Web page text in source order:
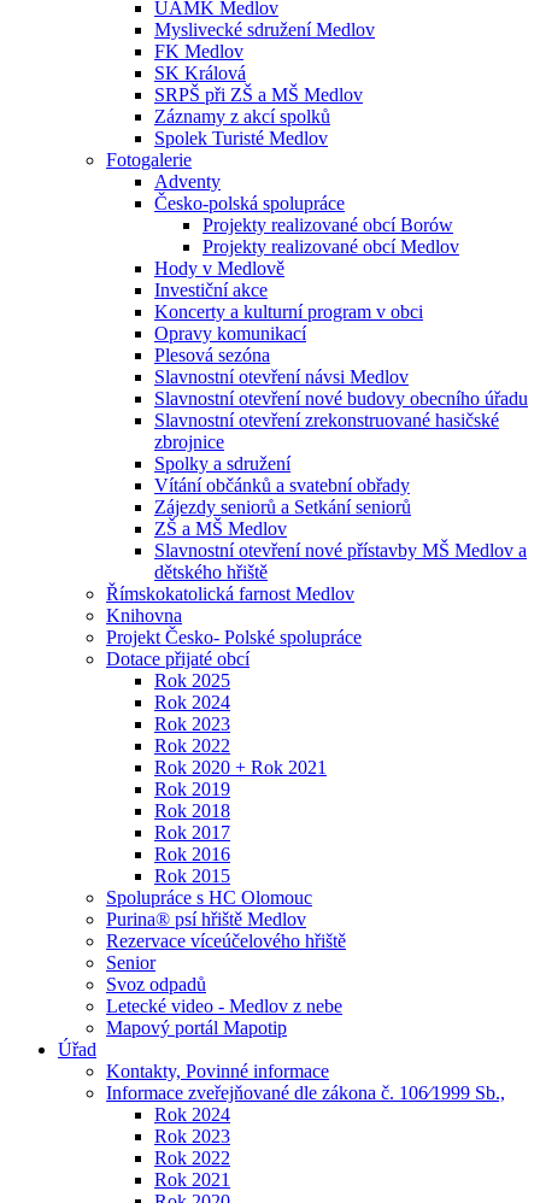
ÚAMK Medlov
Myslivecké sdružení Medlov
FK Medlov
SK Králová
SRPŠ při ZŠ a MŠ Medlov
Záznamy z akcí spolků
Spolek Turisté Medlov
Fotogalerie
Adventy
Česko-polská spolupráce
Projekty realizované obcí Borów
Projekty realizované obcí Medlov
Hody v Medlově
Investiční akce
Koncerty a kulturní program v obci
Opravy komunikací
Plesová sezóna
Slavnostní otevření návsi Medlov
Slavnostní otevření nové budovy obecního úřadu
Slavnostní otevření zrekonstruované hasičské
zbrojnice
Spolky a sdružení
Vítání občánků a svatební obřady
Zájezdy seniorů a Setkání seniorů
ZŠ a MŠ Medlov
Slavnostní otevření nové přístavby MŠ Medlov a
dětského hřiště
Římskokatolická farnost Medlov
Knihovna
Projekt Česko- Polské spolupráce
Dotace přijaté obcí
Rok 2025
Rok 2024
Rok 2023
Rok 2022
Rok 2020 + Rok 2021
Rok 2019
Rok 2018
Rok 2017
Rok 2016
Rok 2015
Spolupráce s HC Olomouc
Purina® psí hřiště Medlov
Rezervace víceúčelového hřiště
Senior
Svoz odpadů
Letecké video - Medlov z nebe
Mapový portál Mapotip
Úřad
Kontakty, Povinné informace
Informace zveřejňované dle zákona č. 106⁄1999 Sb.,
Rok 2024
Rok 2023
Rok 2022
Rok 2021